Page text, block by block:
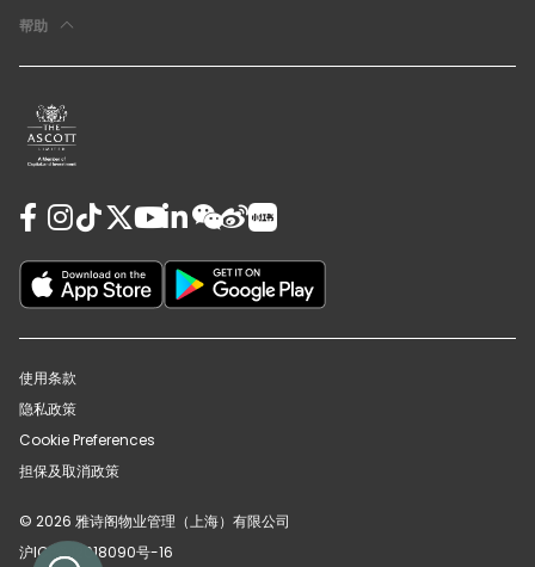
帮助
使用条款
隐私政策
Cookie Preferences
担保及取消政策
© 2026 雅诗阁物业管理（上海）有限公司
沪ICP备12018090号-16